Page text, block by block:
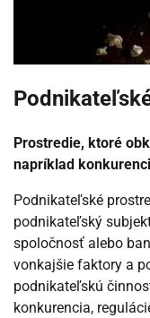
Prostredie, ktoré
napríklad
Podnikateľské
podnikateľský
spoločnosť alebo
vonkajšie faktory a
podnikateľskú
konkurencia,